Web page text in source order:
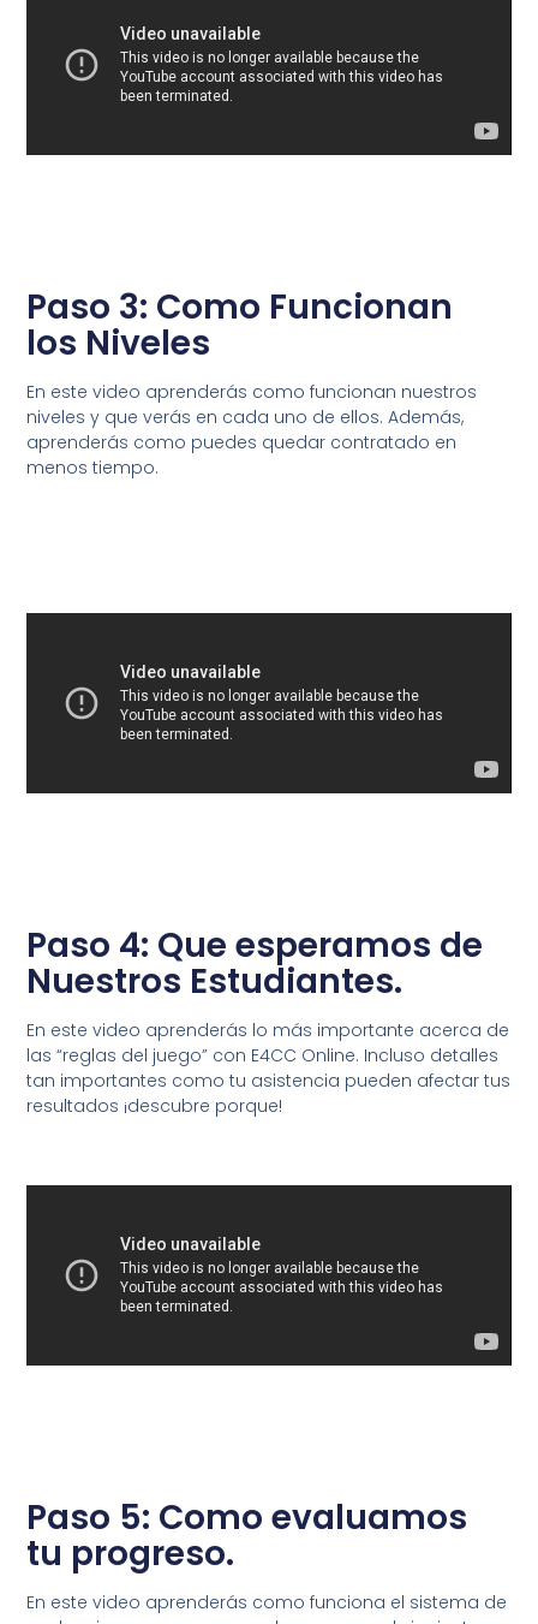
Paso 3: Como Funcionan
los Niveles
En este video aprenderás como funcionan nuestros
niveles y que verás en cada uno de ellos. Además,
aprenderás como puedes quedar contratado en
menos tiempo.
Paso 4: Que esperamos de
Nuestros Estudiantes.
En este video aprenderás lo más importante acerca de
las “reglas del juego” con E4CC Online. Incluso detalles
tan importantes como tu asistencia pueden afectar tus
resultados ¡descubre porque!
Paso 5: Como evaluamos
tu progreso.
En este video aprenderás como funciona el sistema de